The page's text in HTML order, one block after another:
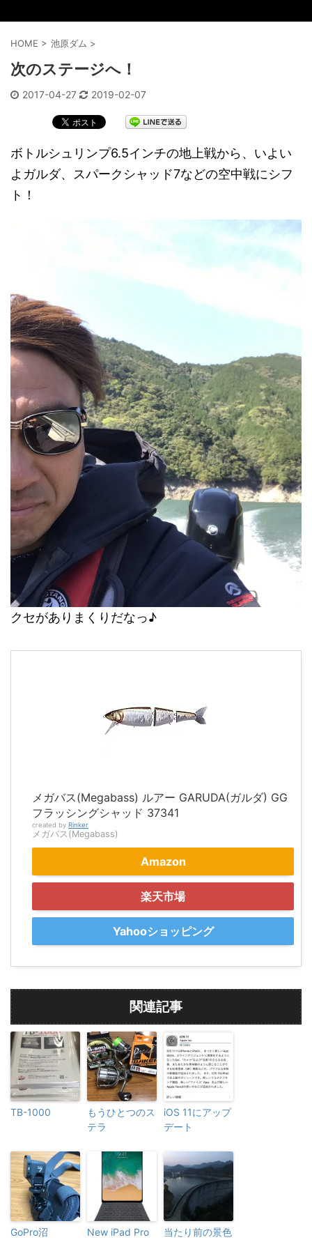
HOME > 池原ダム >
次のステージへ！
2017-04-27 2019-02-07
ボトルシュリンプ6.5インチの地上戦から、いよい
よガルダ、スパークシャッド7などの空中戦にシフ
ト！
クセがありまくりだなっ♪
メガバス(Megabass) ルアー GARUDA(ガルダ) GG
フラッシングシャッド 37341
created by Rinker
メガバス(Megabass)
Amazon
楽天市場
Yahooショッピング
関連記事
TB-1000
もうひとつのス
テラ
iOS 11にアップ
デート
GoPro沼 New iPad Pro 当たり前の景色